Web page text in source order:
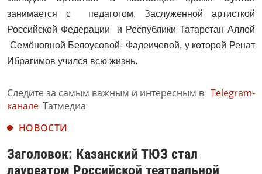
занимается с педагогом, Заслуженной артисткой
Российской Федерации и Республики Татарстан Аллой
Семёновной Белоусовой- Фадеичевой, у которой Ренат
Ибрагимов учился всю жизнь.
Следите за самым важным и интересным в Telegram-
канале Татмедиа
НОВОСТИ
Заголовок: Казанский ТЮЗ стал
лауреатом Российской театральной